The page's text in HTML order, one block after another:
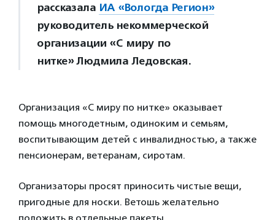
рассказала ИА «Вологда Регион»
руководитель некоммерческой
организации «С миру по
нитке» Людмила Ледовская.
Организация «С миру по нитке» оказывает
помощь многодетным, одиноким и семьям,
воспитывающим детей с инвалидностью, а также
пенсионерам, ветеранам, сиротам.
Организаторы просят приносить чистые вещи,
пригодные для носки. Ветошь желательно